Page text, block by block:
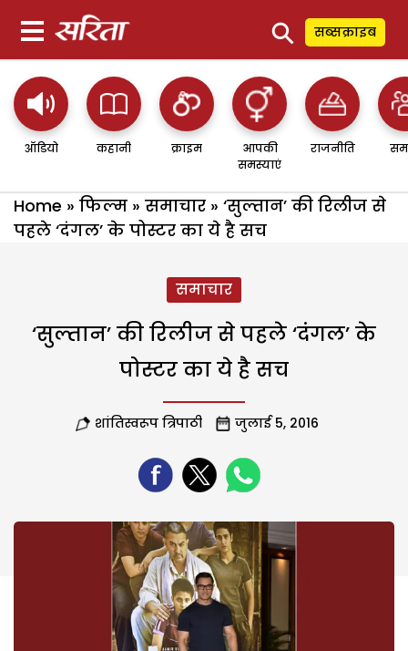
⚲ सब्सक्राइब
ऑडियो कहानी क्राइम
आपकी
समस्याएं
राजनीति
Home » फिल्म » समाचार » ‘सुल्तान’ की रिलीज से
पहले ‘दंगल’ के पोस्टर का ये है सच
समाचार
‘सुल्तान’ की रिलीज से पहले ‘दंगल’ के
पोस्टर का ये है सच
शांतिस्वरूप त्रिपाठी जुलाई 5, 2016